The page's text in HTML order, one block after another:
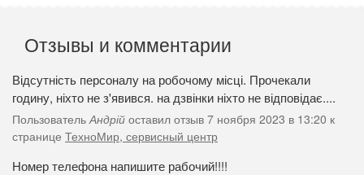
Отзывы и комментарии
Відсутність персоналу на робочому місці. Прочекали
годину, ніхто не з'явився. на дзвінки ніхто не відповідає....
Пользователь Андрій оставил отзыв 7 ноября 2023 в 13:20 к
странице ТехноМир, сервисный центр
Номер телефона напишите рабочий!!!!